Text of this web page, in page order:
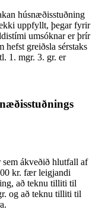
húsnæðisstuðning
uppfyllt, þegar fyrir
umsóknar er þrír
greiðsla sérstaks
1. mgr. 3. gr. er
sem ákveðið hlutfall af
kr. fær leigjandi
að teknu tilliti til
og að teknu tilliti til